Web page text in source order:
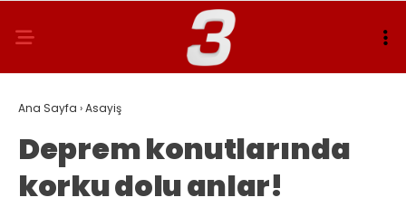
Ana Sayfa ›Asayiş
Deprem konutlarında
korku dolu anlar!